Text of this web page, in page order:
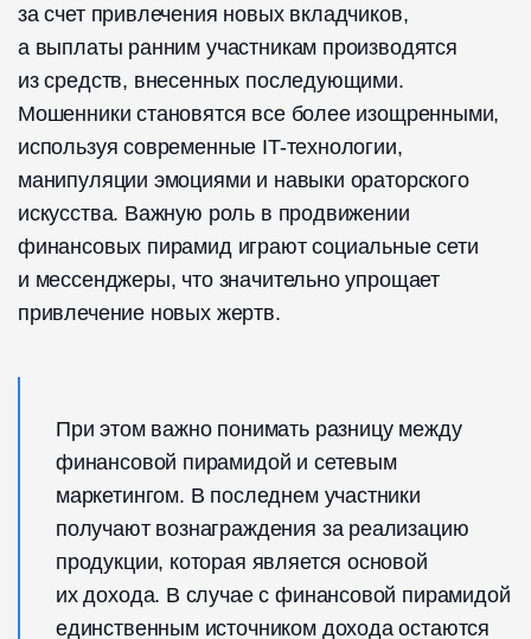
за счет привлечения новых вкладчиков,
а выплаты ранним участникам производятся
из средств, внесенных последующими.
Мошенники становятся все более изощренными,
используя современные IT-технологии,
манипуляции эмоциями и навыки ораторского
искусства. Важную роль в продвижении
финансовых пирамид играют социальные сети
и мессенджеры, что значительно упрощает
привлечение новых жертв.
При этом важно понимать разницу между
финансовой пирамидой и сетевым
маркетингом. В последнем участники
получают вознаграждения за реализацию
продукции, которая является основой
их дохода. В случае с финансовой пирамидой
единственным источником дохода остаются